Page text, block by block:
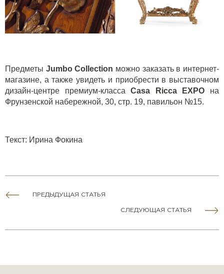
Предметы Jumbo Collection можно заказать в интернет-
магазине, а также увидеть и приобрести в выставочном
дизайн-центре премиум-классаCasa Ricca EXPO
на
Фрунзенской набережной, 30, стр. 19, павильон №15.
Текст: Ирина Фокина
ПРЕДЫДУЩАЯ СТАТЬЯ
СЛЕДУЮЩАЯ СТАТЬЯ